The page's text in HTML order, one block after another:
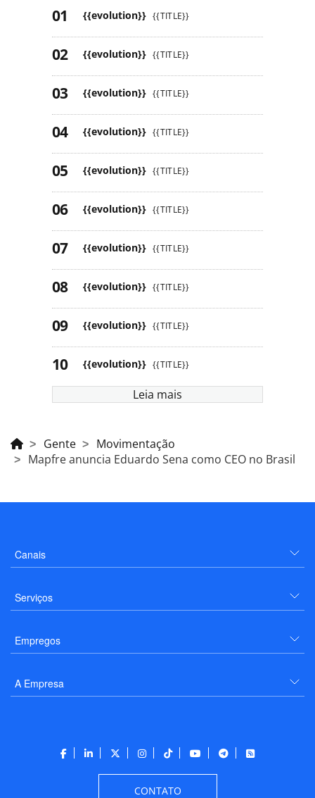
{{evolution}} {{TITLE}}
{{evolution}} {{TITLE}}
{{evolution}} {{TITLE}}
{{evolution}} {{TITLE}}
{{evolution}} {{TITLE}}
{{evolution}} {{TITLE}}
{{evolution}} {{TITLE}}
{{evolution}} {{TITLE}}
{{evolution}} {{TITLE}}
{{evolution}} {{TITLE}}
Leia mais
Gente
Movimentação
Mapfre anuncia Eduardo Sena como CEO no Brasil
Canais
Serviços
Empregos
A Empresa
CONTATO